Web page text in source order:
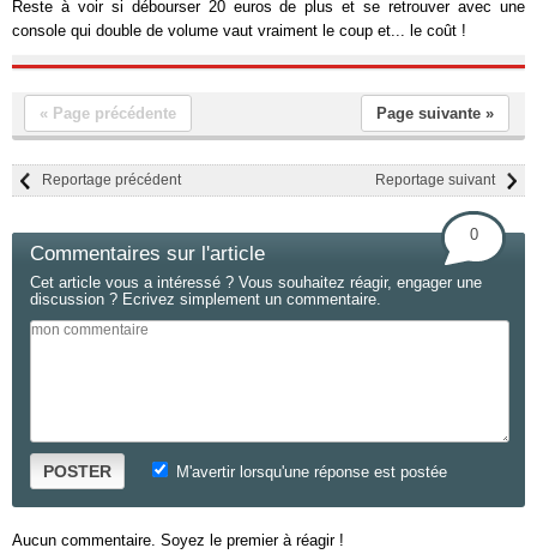
Reste à voir si débourser 20 euros de plus et se retrouver avec une
console qui double de volume vaut vraiment le coup et... le coût !
« Page précédente Page suivante »
Reportage suivant
Reportage précédent
Commentaires sur l'article
0
Cet article vous a intéressé ? Vous souhaitez réagir, engager une
discussion ? Ecrivez simplement un commentaire.
POSTER M'avertir lorsqu'une réponse est postée
Aucun commentaire. Soyez le premier à réagir !